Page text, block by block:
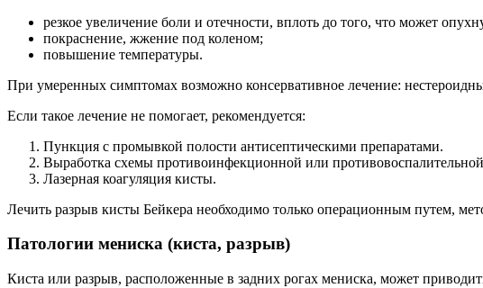
резкое увеличение боли и отечности, вплоть до того, что может
покраснение, жжение под коленом;
повышение температуры.
При умеренных симптомах возможно консервативное лечение:
Если такое лечение не помогает, рекомендуется:
Пункция с промывкой полости антисептическими препаратами.
Выработка схемы противоинфекционной или
Лазерная коагуляция кисты.
Лечить разрыв кисты Бейкера необходимо только операционным путем,
Патологии мениска (киста, разрыв)
Киста или разрыв, расположенные в задних рогах мениска, может